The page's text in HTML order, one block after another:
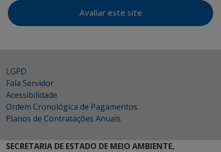
Avaliar este site
LGPD
Fala Servidor
Acessibilidade
Ordem Cronológica de Pagamentos
Planos de Contratações Anuais
SECRETARIA DE ESTADO DE MEIO AMBIENTE,